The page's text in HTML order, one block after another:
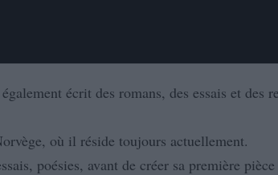
écrit des romans, des essais et des
où il réside toujours actuellement.
poésies, avant de créer sa première pièce